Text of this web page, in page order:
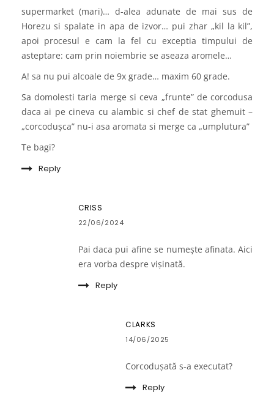
supermarket (mari)… d-alea adunate de mai sus de
Horezu si spalate in apa de izvor… pui zhar „kil la kil”,
apoi procesul e cam la fel cu exceptia timpului de
asteptare: cam prin noiembrie se aseaza aromele…
A! sa nu pui alcoale de 9x grade… maxim 60 grade.
Sa domolesti taria merge si ceva „frunte” de corcodusa
daca ai pe cineva cu alambic si chef de stat ghemuit –
„corcodușca” nu-i asa aromata si merge ca „umplutura”
Te bagi?
Reply
CRISS
22/06/2024
Pai daca pui afine se numește afinata. Aici
era vorba despre vișinată.
Reply
CLARKS
14/06/2025
Corcodușată s-a executat?
Reply